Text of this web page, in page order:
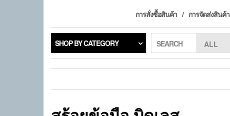
การสั่งซื้อสินค้า การจัดส่งสินค้า
SHOP BY CATEGORY SEARCH